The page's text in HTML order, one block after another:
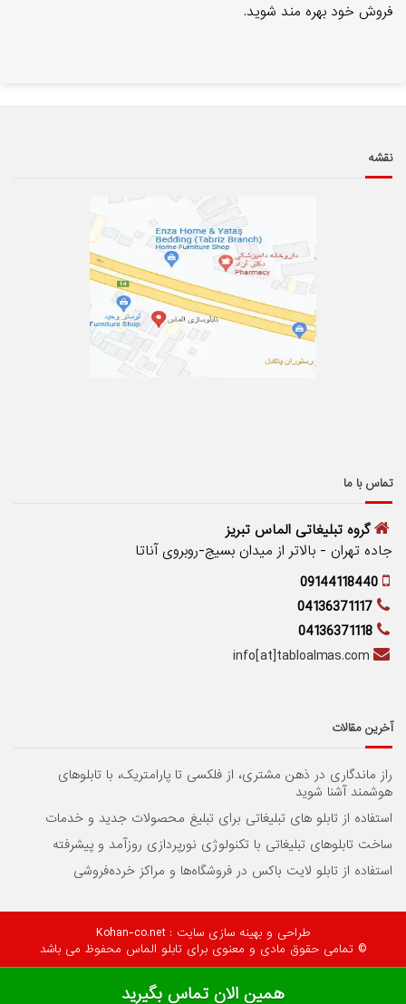
فروش خود بهره مند شوید.
نقشه
تماس با ما
گروه تبلیغاتی الماس تبریز
جاده تهران - بالاتر از میدان بسیج-روبروی آناتا
09144118440
04136371117
04136371118
info[at]tabloalmas.com
آخرین مقالات
راز ماندگاری در ذهن مشتری، از فلکسی تا پارامتریک، با تابلوهای
هوشمند آشنا شوید
استفاده از تابلو های تبلیغاتی برای تبلیغ محصولات جدید و خدمات
ساخت تابلوهای تبلیغاتی با تکنولوژی نورپردازی روزآمد و پیشرفته
استفاده از تابلو لایت باکس در فروشگاه‌ها و مراکز خرده‌فروشی
طراحی و بهینه سازی سایت : Kohan-co.net
© تمامی حقوق مادی و معنوی برای تابلو الماس محفوظ می باشد
همین الان تماس بگیرید